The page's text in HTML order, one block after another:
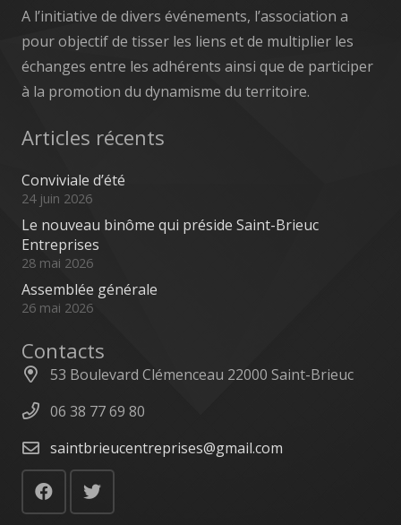
A l’initiative de divers événements, l’association a
pour objectif de tisser les liens et de multiplier les
échanges entre les adhérents ainsi que de participer
à la promotion du dynamisme du territoire.
Articles récents
Conviviale d’été
24 juin 2026
Le nouveau binôme qui préside Saint-Brieuc
Entreprises
28 mai 2026
Assemblée générale
26 mai 2026
Contacts
53 Boulevard Clémenceau 22000 Saint-Brieuc
06 38 77 69 80
saintbrieucentreprises@gmail.com